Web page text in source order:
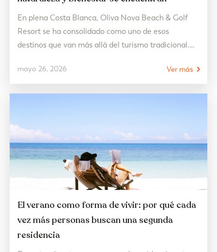
mayo 26, 2026
En plena Costa Blanca, Oliva Nova Beach & Golf
Resort se ha consolidado como uno de esos
destinos que van más allá del turismo tradicional.
esencial de la experiencia: mar, naturaleza, deporte
y bienestar conviven de forma natural en un mismo
Ver más
El verano como forma de vivir: por qué cada
vez más personas buscan una segunda
residencia